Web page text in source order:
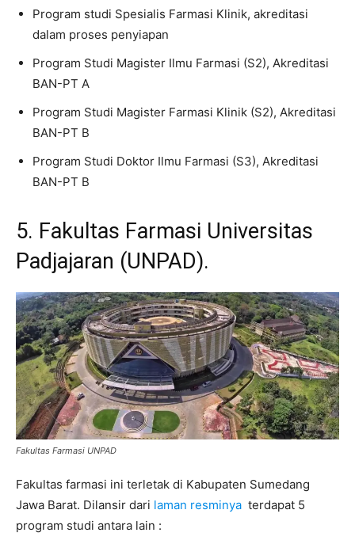
Program studi Spesialis Farmasi Klinik, akreditasi
dalam proses penyiapan
Program Studi Magister Ilmu Farmasi (S2), Akreditasi
BAN-PT A
Program Studi Magister Farmasi Klinik (S2), Akreditasi
BAN-PT B
Program Studi Doktor Ilmu Farmasi (S3), Akreditasi
BAN-PT B
5. Fakultas Farmasi Universitas
Padjajaran (UNPAD).
Fakultas Farmasi UNPAD
Fakultas farmasi ini terletak di Kabupaten Sumedang
Jawa Barat. Dilansir dari laman resminya terdapat 5
program studi antara lain :